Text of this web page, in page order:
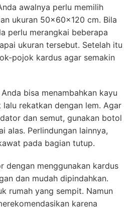
awalnya perlu memilih
ukuran 50x60x120 cm. Bila
perlu merangkai beberapa
ukuran tersebut. Setelah itu
pojok kardus agar semakin
bisa menambahkan kayu
rekatkan dengan lem. Agar
dan semut, gunakan botol
alas. Perlindungan lainnya,
pada bagian tutup.
dengan menggunakan kardus
dan mudah dipindahkan.
rumah yang sempit. Namun
karena